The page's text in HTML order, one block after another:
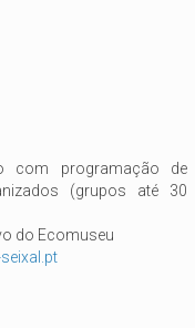
com programação de
(grupos até 30
do Ecomuseu